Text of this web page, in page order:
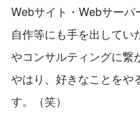
Webサイト・Webサー
自作等にも手を出して
やコンサルティングに繋
やはり、好きなことをや
す。（笑）